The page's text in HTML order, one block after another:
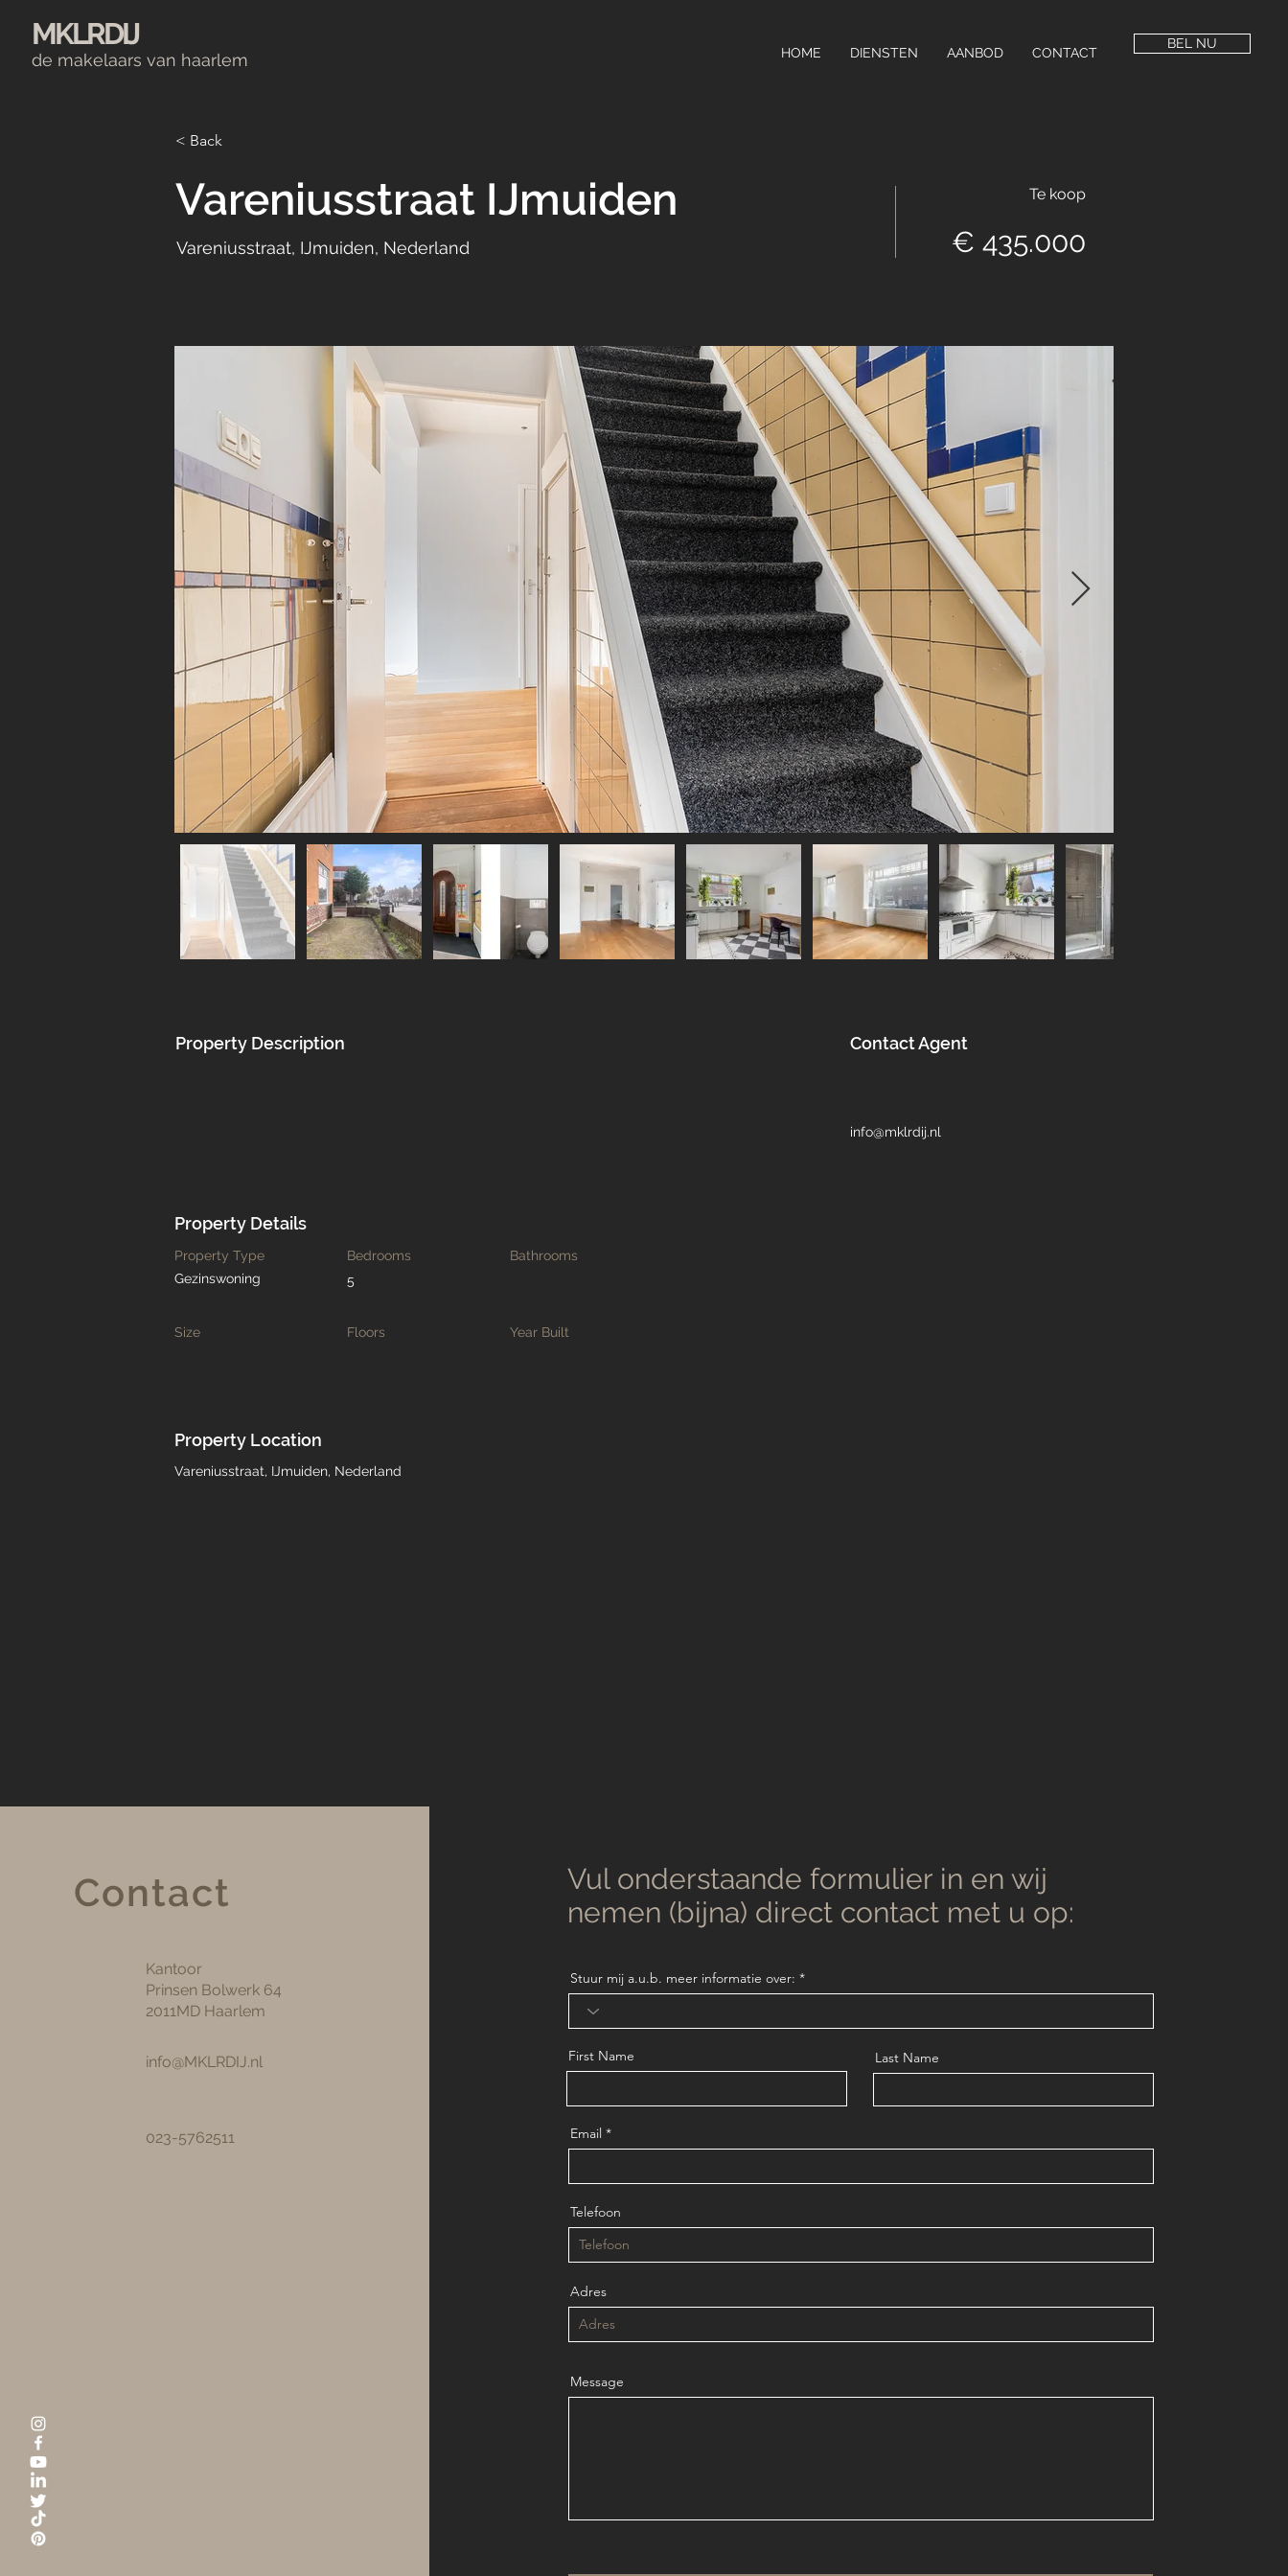
MKLRDIJ
de makelaars van haarlem HOME DIENSTEN AANBOD CONTACT
BEL NU
< Back
Vareniusstraat IJmuiden
Vareniusstraat, IJmuiden, Nederland
Te koop
€ 435.000
Property Description Contact Agent
info@mklrdij.nl
Property Details
Property Type
Gezinswoning
Bedrooms
5
Bathrooms
Size Floors Year Built
Property Location
Vareniusstraat, IJmuiden, Nederland
Contact
Kantoor
Prinsen Bolwerk 64
2011MD Haarlem
info@MKLRDIJ.nl
023-5762511
Vul onderstaande formulier in en wij
nemen (bijna) direct contact met u op:
Stuur mij a.u.b. meer informatie over:
First Name Last Name
Email
Telefoon
Adres
Message